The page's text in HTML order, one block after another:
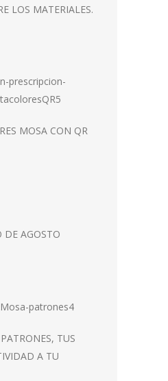
LOS MATERIALES.
MOSA CON QR
DE AGOSTO
TUS
A TU